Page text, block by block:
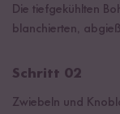
Die tiefgekühlten
blanchierten,
Schritt 02
Zwiebeln und